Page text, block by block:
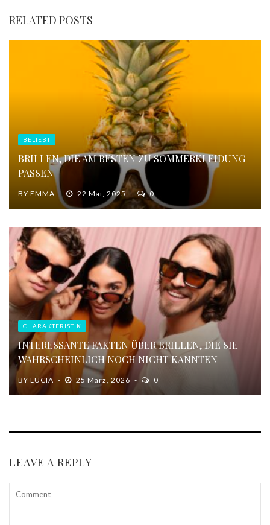
RELATED POSTS
BELIEBT
BRILLEN, DIE AM BESTEN ZU SOMMERKLEIDUNG
PASSEN
BY EMMA 22 Mai, 2025 0
CHARAKTERISTIK
INTERESSANTE FAKTEN ÜBER BRILLEN, DIE SIE
WAHRSCHEINLICH NOCH NICHT KANNTEN
BY LUCIA 25 März, 2026 0
LEAVE A REPLY